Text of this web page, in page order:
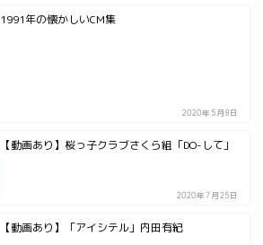
1991年の懐かしいCM集
2020年5月8日
【動画あり】桜っ子クラブさくら組「DO-して」
2020年7月25日
【動画あり】「アイシテル」内田有紀